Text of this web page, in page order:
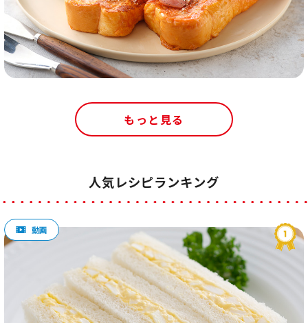
もっと見る
人気レシピランキング